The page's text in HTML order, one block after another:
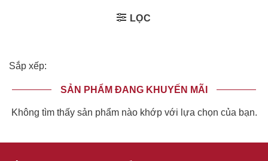
LỌC
Sắp xếp:
SẢN PHẨM ĐANG KHUYẾN MÃI
Không tìm thấy sản phẩm nào khớp với lựa chọn của bạn.